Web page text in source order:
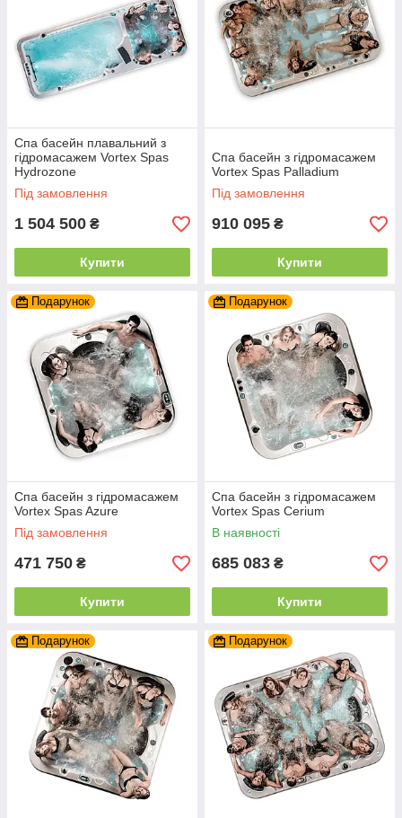
Спа басейн плавальний з
гідромасажем Vortex Spas
Hydrozone
Під замовлення
1 504 500 ₴
Купити
Спа басейн з гідромасажем
Vortex Spas Palladium
Під замовлення
910 095 ₴
Купити
Подарунок
Спа басейн з гідромасажем
Vortex Spas Azure
Під замовлення
471 750 ₴
Купити
Подарунок
Спа басейн з гідромасажем
Vortex Spas Cerium
В наявності
685 083 ₴
Купити
Подарунок Подарунок